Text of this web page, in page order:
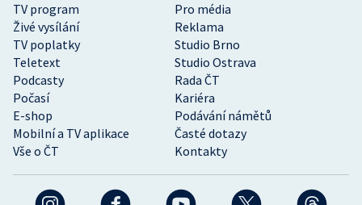
TV program
Pro média
Živé vysílání
Reklama
TV poplatky
Studio Brno
Teletext
Studio Ostrava
Podcasty
Rada ČT
Počasí
Kariéra
E-shop
Podávání námětů
Mobilní a TV aplikace
Časté dotazy
Vše o ČT
Kontakty